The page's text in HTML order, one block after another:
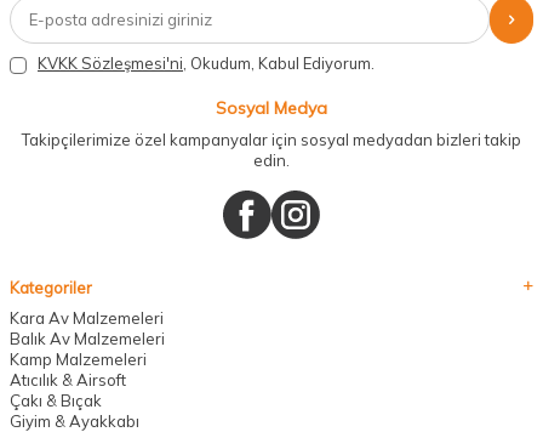
KVKK Sözleşmesi'ni , Okudum, Kabul Ediyorum.
Sosyal Medya
Takipçilerimize özel kampanyalar için sosyal medyadan bizleri takip
edin.
Kategoriler
Kara Av Malzemeleri
Balık Av Malzemeleri
Kamp Malzemeleri
Atıcılık & Airsoft
Çakı & Bıçak
Giyim & Ayakkabı